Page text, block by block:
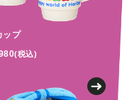
ップ
(税込)